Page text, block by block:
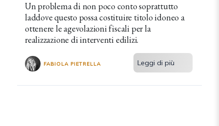
Un problema di non poco conto soprattutto
laddove questo possa costituire titolo idoneo a
ottenere le agevolazioni fiscali per la
realizzazione di interventi edilizi.
FABIOLA PIETRELLA Leggi di più